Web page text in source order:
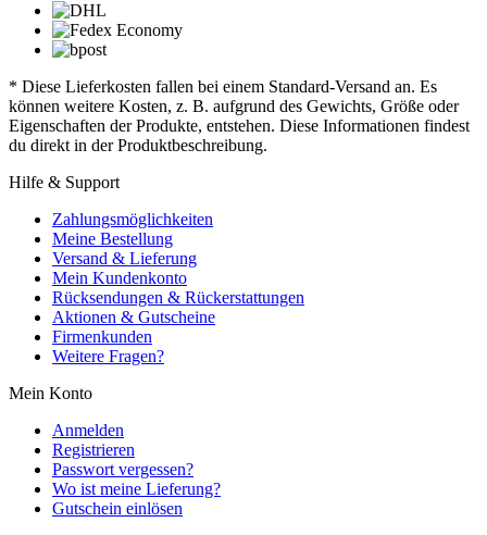
* Diese Lieferkosten fallen bei einem Standard-Versand an. Es
können weitere Kosten, z. B. aufgrund des Gewichts, Größe oder
Eigenschaften der Produkte, entstehen. Diese Informationen findest
du direkt in der Produktbeschreibung.
Hilfe & Support
Zahlungsmöglichkeiten
Meine Bestellung
Versand & Lieferung
Mein Kundenkonto
Rücksendungen & Rückerstattungen
Aktionen & Gutscheine
Firmenkunden
Weitere Fragen?
Mein Konto
Anmelden
Registrieren
Passwort vergessen?
Wo ist meine Lieferung?
Gutschein einlösen